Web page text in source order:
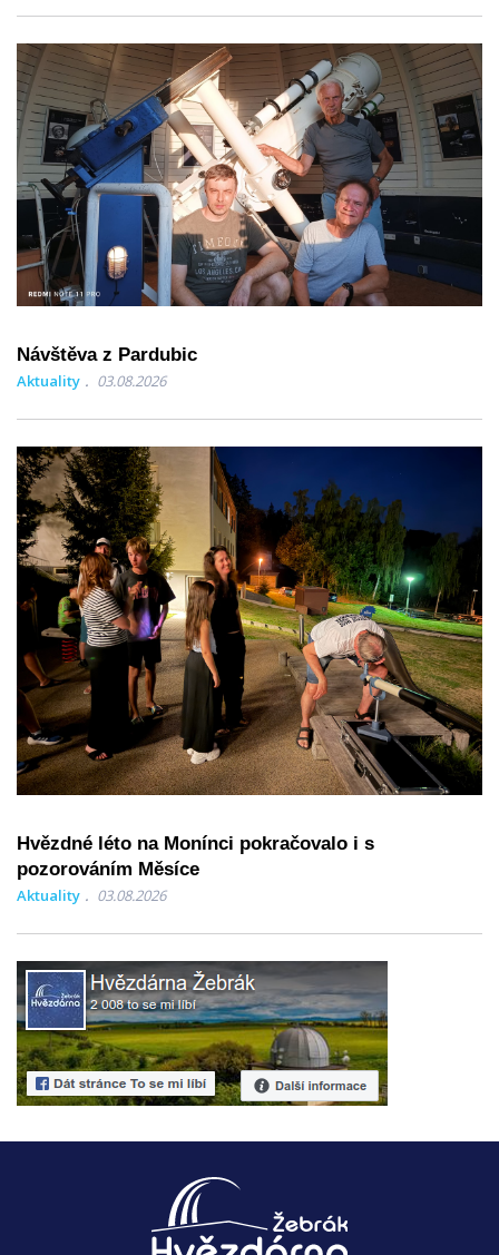
Návštěva z Pardubic
Aktuality 03.08.2026
Hvězdné léto na Monínci pokračovalo i s
pozorováním Měsíce
Aktuality 03.08.2026